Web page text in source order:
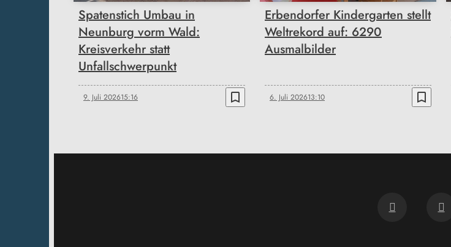
Spatenstich Umbau in
Neunburg vorm Wald:
Kreisverkehr statt
Unfallschwerpunkt
9. Juli 202615:16 bookmark_border
Erbendorfer Kindergarten stellt
Weltrekord auf: 6290
Ausmalbilder
6. Juli 202613:10 bookmark_border